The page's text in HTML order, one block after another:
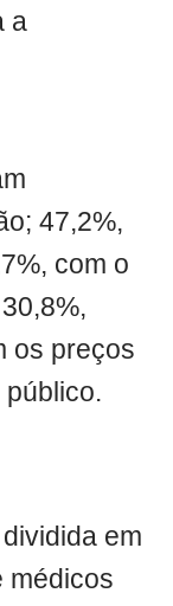
a
47,2%,
com o
os preços
em
médicos